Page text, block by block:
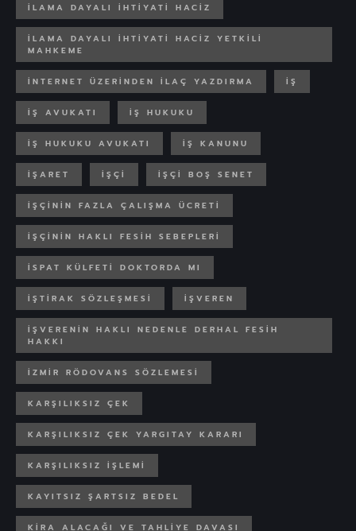
ILAMA DAYALI IHTIYATI HACIZ
ILAMA DAYALI IHTIYATI HACIZ YETKILI
MAHKEME
INTERNET ÜZERINDEN ILAÇ YAZDIRMA IŞ
IŞ AVUKATI IŞ HUKUKU
İŞ HUKUKU AVUKATI İŞ KANUNU
IŞARET IŞÇI IŞÇI BOŞ SENET
IŞÇININ FAZLA ÇALIŞMA ÜCRETI
IŞÇININ HAKLI FESIH SEBEPLERI
ISPAT KÜLFETI DOKTORDA MI
İŞTIRAK SÖZLEŞMESI IŞVEREN
İŞVERENIN HAKLI NEDENLE DERHAL FESIH
HAKKI
IZMIR RÖDOVANS SÖZLEMESI
KARŞILIKSIZ ÇEK
KARŞILIKSIZ ÇEK YARGITAY KARARI
KARŞILIKSIZ IŞLEMI
KAYITSIZ ŞARTSIZ BEDEL
KIRA ALACAĞI VE TAHLIYE DAVASI